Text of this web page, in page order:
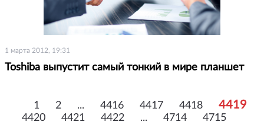
1 марта 2012, 19:31
Toshiba выпустит самый тонкий в мире планшет
1 2 ... 4416 4417 4418 4419
4420 4421 4422 ... 4714 4715